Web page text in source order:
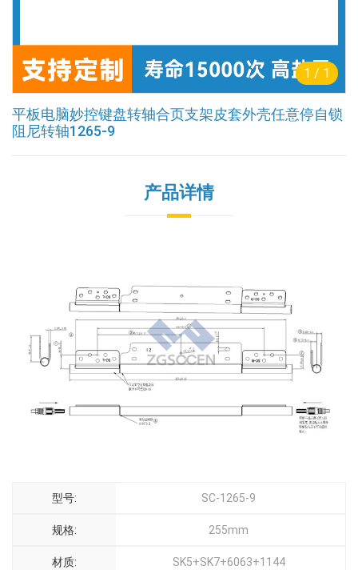
1 / 1
平板电脑妙控键盘转轴合页支架皮套外壳任意停自锁
阻尼转轴1265-9
产品详情
型号: SC-1265-9
规格: 255mm
材质: SK5+SK7+6063+1144